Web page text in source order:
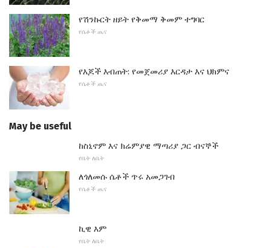
የሽንኩርት ዘይት የቅመማ ቅመም ተግባር
የሴቶች ጤና
የእጆች እብጠት: የመጀመሪያ እርዳታ እና ህክምና
የሴቶች ጤና
May be useful
ከስኒኖም እና ክሬምያዊ ማጣሪያ ጋር ብናኞች
የቤት ለቤት
ለጎለመሱ ሴቶች ጥሩ አመጋገብ
የሴቶች ጤና
ኪዊ እም
የቤት ለቤት